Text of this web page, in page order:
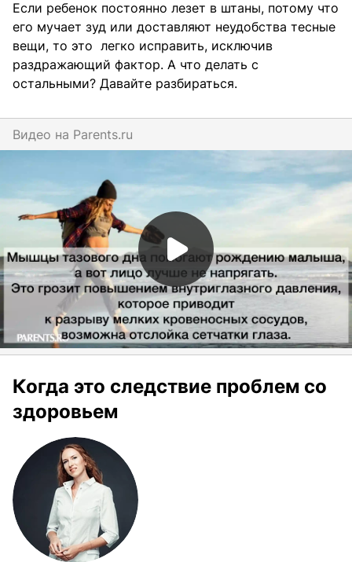
Если ребенок постоянно лезет в штаны, потому что
его мучает зуд или доставляют неудобства тесные
вещи, то это легко исправить, исключив
раздражающий фактор. А что делать с
остальными? Давайте разбираться.
Видео на parents.ru
Когда это следствие проблем со
здоровьем